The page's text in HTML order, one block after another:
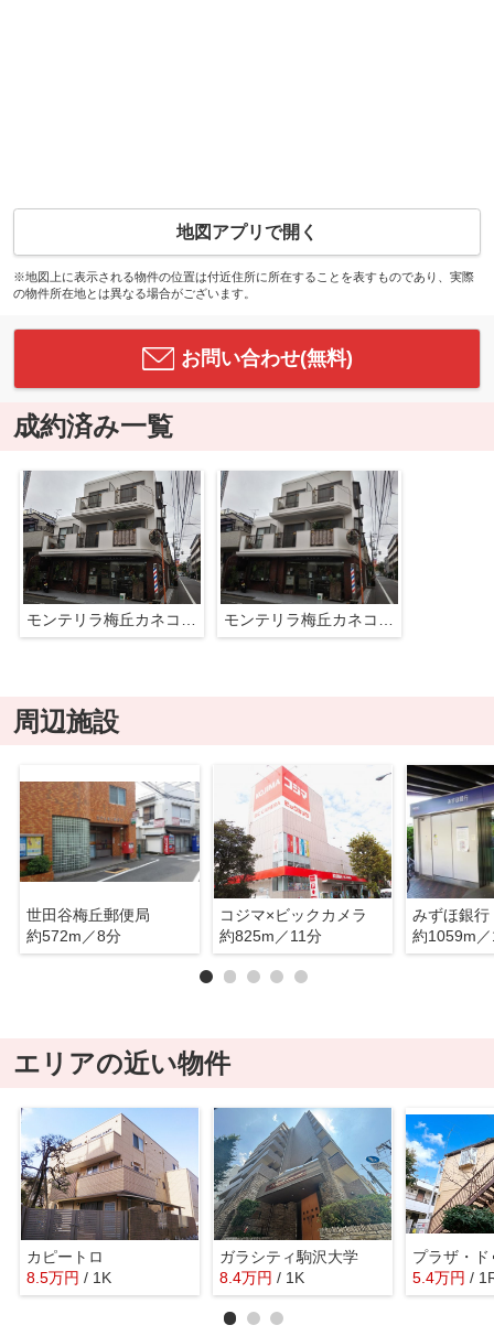
地図アプリで開く
※地図上に表示される物件の位置は付近住所に所在することを表すものであり、実際
の物件所在地とは異なる場合がございます。
お問い合わせ(無料)
成約済み一覧
モンテリラ梅丘カネコハイツ モンテリラ梅丘カネコハイツ
周辺施設
世田谷梅丘郵便局
約572m／8分
コジマ×ビックカメラ
約825m／11分
約1059m
エリアの近い物件
カピートロ
8.5万円 / 1K
ガラシティ駒沢大学
8.4万円 / 1K 5.4万円 /